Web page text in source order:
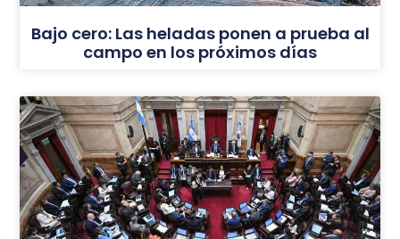
Bajo cero: Las heladas ponen a prueba al
campo en los próximos días